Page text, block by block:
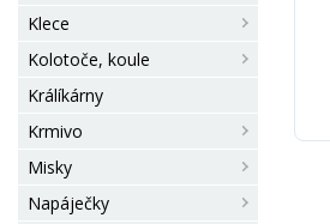
Klece
Kolotoče, koule
Králíkárny
Krmivo
Misky
Napáječky